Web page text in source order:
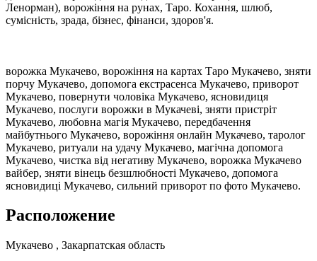
Ленорман), ворожіння на рунах, Таро. Кохання, шлюб,
сумісність, зрада, бізнес, фінанси, здоров'я.
ворожка Мукачево, ворожіння на картах Таро Мукачево, зняти
порчу Мукачево, допомога екстрасенса Мукачево, приворот
Мукачево, повернути чоловіка Мукачево, ясновидиця
Мукачево, послуги ворожки в Мукачеві, зняти пристріт
Мукачево, любовна магія Мукачево, передбачення
майбутнього Мукачево, ворожіння онлайн Мукачево, таролог
Мукачево, ритуали на удачу Мукачево, магічна допомога
Мукачево, чистка від негативу Мукачево, ворожка Мукачево
вайбер, зняти вінець безшлюбності Мукачево, допомога
ясновидиці Мукачево, сильний приворот по фото Мукачево.
Расположение
Мукачево , Закарпатская область